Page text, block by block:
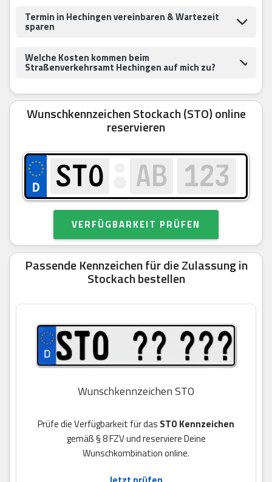
Termin in Hechingen vereinbaren & Wartezeit
sparen
Welche Kosten kommen beim
Straßenverkehrsamt Hechingen auf mich zu?
Wunschkennzeichen Stockach (STO) online
reservieren
VERFÜGBARKEIT PRÜFEN
Passende Kennzeichen für die Zulassung in
Stockach bestellen
Wunschkennzeichen STO
Prüfe die Verfügbarkeit für das STO Kennzeichen
gemäß § 8 FZV und reserviere Deine
Wunschkombination online.